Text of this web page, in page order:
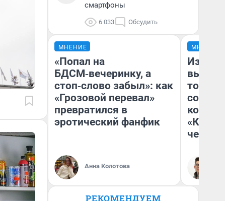
смартфоны
6 033 Обсудить
МНЕНИЕ
«Попал на
БДСМ‑вечеринку, а
стоп‑слово забыл»: как
«Грозовой перевал»
превратился в
эротический фанфик
Анна Колотова
МНЕНИЕ
РЕКОМЕНДУЕМ